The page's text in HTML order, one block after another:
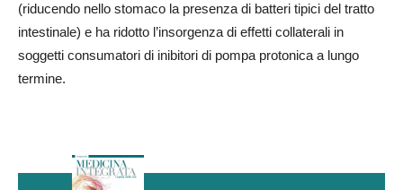
(riducendo nello stomaco la presenza di batteri tipici del tratto
intestinale) e ha ridotto l’insorgenza di effetti collaterali in
soggetti consumatori di inibitori di pompa protonica a lungo
termine.